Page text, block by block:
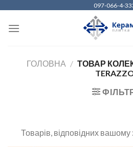
content
097-066-4-
ГОЛОВНА / ТОВАР
Товарів, відповідних вашому